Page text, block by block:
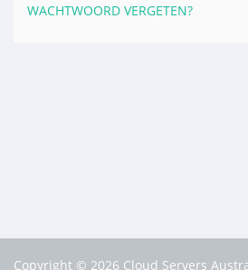
WACHTWOORD VERGETEN?
Copyright © 2026 Cloud Servers